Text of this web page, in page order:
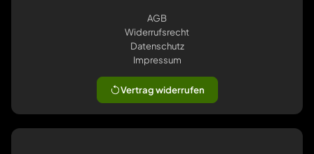
AGB
Widerrufsrecht
Datenschutz
Impressum
Vertrag widerrufen